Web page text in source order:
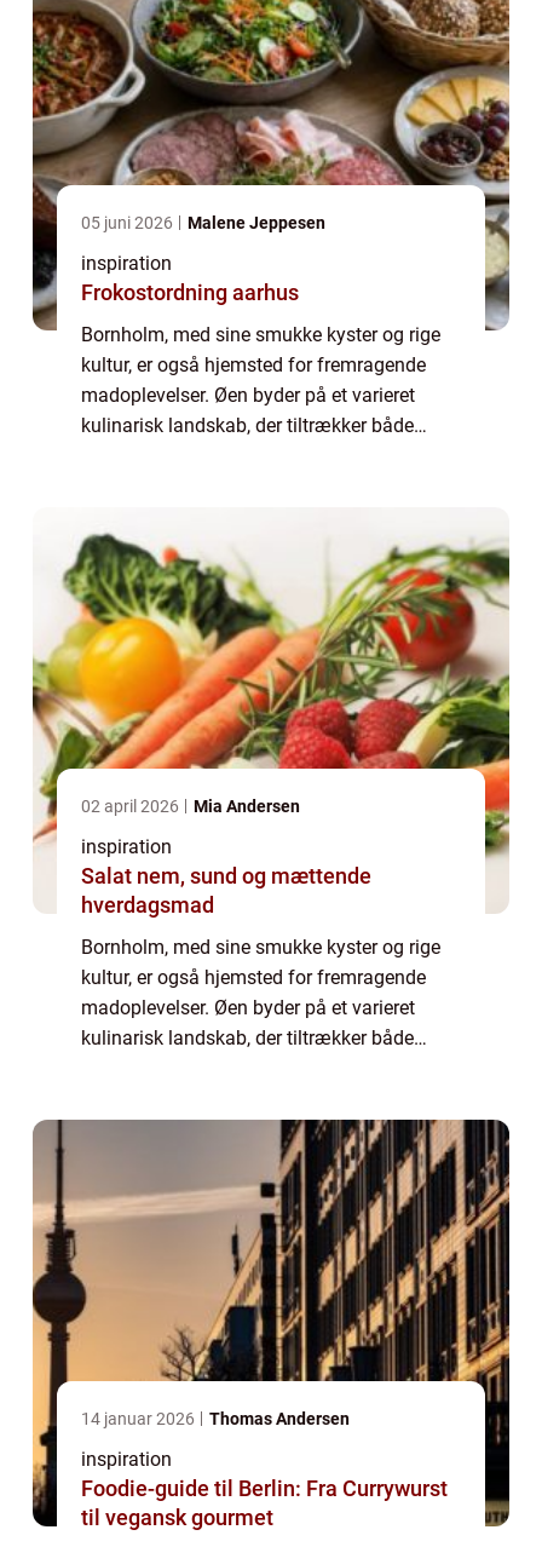
05 juni 2026 Malene Jeppesen
inspiration
Frokostordning aarhus
Bornholm, med sine smukke kyster og rige
kultur, er også hjemsted for fremragende
madoplevelser. Øen byder på et varieret
kulinarisk landskab, der tiltrækker både
02 april 2026 Mia Andersen
inspiration
Salat nem, sund og mættende
hverdagsmad
Bornholm, med sine smukke kyster og rige
kultur, er også hjemsted for fremragende
madoplevelser. Øen byder på et varieret
kulinarisk landskab, der tiltrækker både
14 januar 2026 Thomas Andersen
inspiration
Foodie-guide til Berlin: Fra Currywurst
til vegansk gourmet